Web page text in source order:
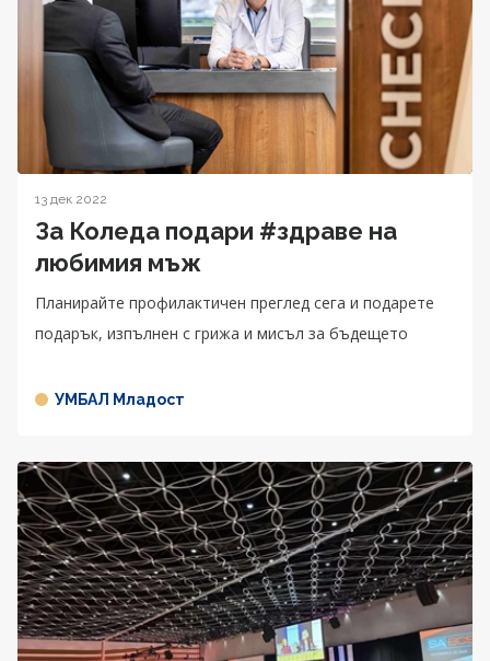
13 дек 2022
За Коледа подари #здраве на
любимия мъж
Планирайте профилактичен преглед сега и подарете
подарък, изпълнен с грижа и мисъл за бъдещето
УМБАЛ Младост